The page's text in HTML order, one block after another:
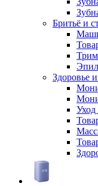
Бритьё и
Здоровье
Уход